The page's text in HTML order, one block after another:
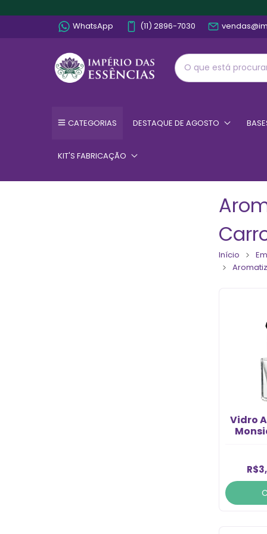
WhatsApp (11) 2896-7030
CATEGORIAS DESTAQUE DE AGOSTO
KIT'S FABRICAÇÃO
Início
Vidro